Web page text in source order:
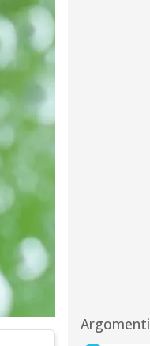
Argomenti